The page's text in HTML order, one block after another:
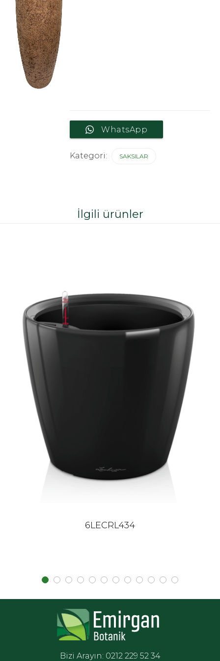
WhatsApp
Kategori: SAKSILAR
İlgili ürünler
6LECRL434
Bizi Arayın: 0212 229 52 34